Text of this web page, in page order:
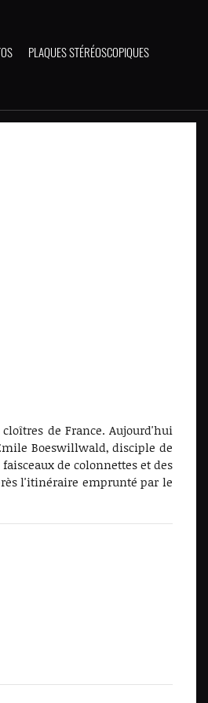
PLAQUES STÉRÉOSCOPIQUES
de France. Aujourd'hui
Boeswillwald, disciple de
de colonnettes et des
l'itinéraire emprunté par le